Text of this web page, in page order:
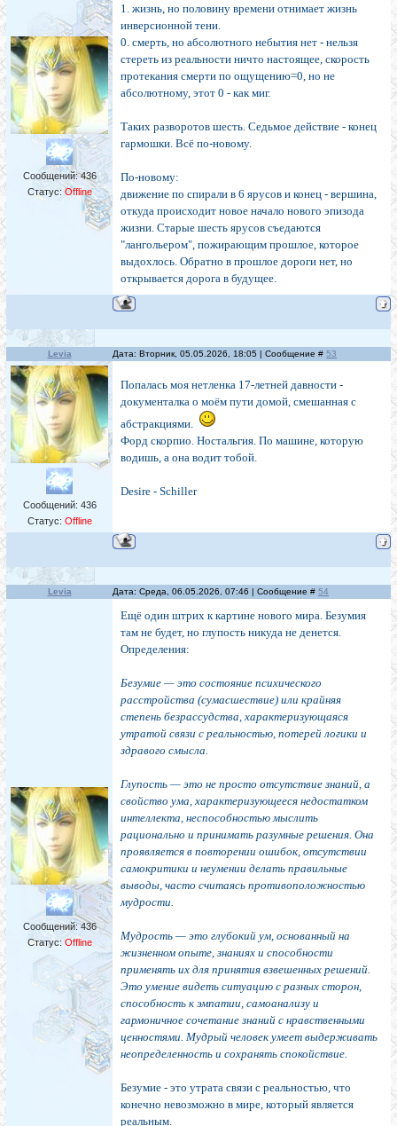
Сообщений:436
Статус: Offline
1. жизнь, но половину времени отнимает жизнь
инверсионной тени.
0. смерть, но абсолютного небытия нет - нельзя
стереть из реальности ничто настоящее, скорость
протекания смерти по ощущению=0, но не
абсолютному, этот 0 - как миг.
Таких разворотов шесть. Седьмое действие - конец
гармошки. Всё по-новому.
По-новому:
движение по спирали в 6 ярусов и конец - вершина,
откуда происходит новое начало нового эпизода
жизни. Старые шесть ярусов съедаются
"лангольером", пожирающим прошлое, которое
выдохлось. Обратно в прошлое дороги нет, но
открывается дорога в будущее.
Levia Дата: Вторник, 05.05.2026, 18:05 | Сообщение # 53
Сообщений: 436
Статус: Offline
Попалась моя нетленка 17-летней давности -
документалка о моём пути домой, смешанная с
абстракциями.
Форд скорпио. Ностальгия. По машине, которую
водишь, а она водит тобой.
Desire - Schiller
Levia Дата: Среда, 06.05.2026, 07:46 | Сообщение # 54
Сообщений:436
Статус: Offline
Ещё один штрих к картине нового мира. Безумия
там не будет, но глупость никуда не денется.
Определения:
Безумие — это состояние психического
расстройства (сумасшествие) или крайняя
степень безрассудства, характеризующаяся
утратой связи с реальностью, потерей логики и
здравого смысла.
Глупость — это не просто отсутствие знаний, а
свойство ума, характеризующееся недостатком
интеллекта, неспособностью мыслить
рационально и принимать разумные решения. Она
проявляется в повторении ошибок, отсутствии
самокритики и неумении делать правильные
выводы, часто считаясь противоположностью
мудрости.
Мудрость — это глубокий ум, основанный на
жизненном опыте, знаниях и способности
применять их для принятия взвешенных решений.
Это умение видеть ситуацию с разных сторон,
способность к эмпатии, самоанализу и
гармоничное сочетание знаний с нравственными
ценностями. Мудрый человек умеет выдерживать
неопределенность и сохранять спокойствие.
Безумие - это утрата связи с реальностью, что
конечно невозможно в мире, который является
реальным.